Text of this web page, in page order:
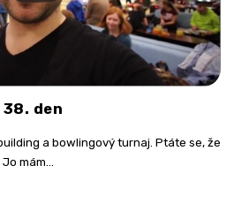
den
a bowlingový turnaj. Ptáte se, že
mám...